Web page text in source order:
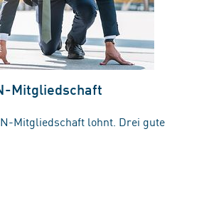
Mitgliedschaft
Mitgliedschaft lohnt. Drei gute